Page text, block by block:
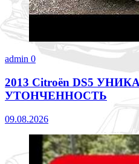
admin 0
2013 Citroën DS5
УТОНЧЕННОСТЬ
09.08.2026